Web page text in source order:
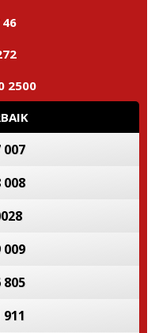
2500
007
008
009
805